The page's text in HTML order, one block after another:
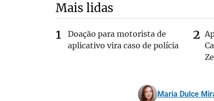
Mais lidas
Doação para motorista de
aplicativo vira caso de polícia
Maria Dulce